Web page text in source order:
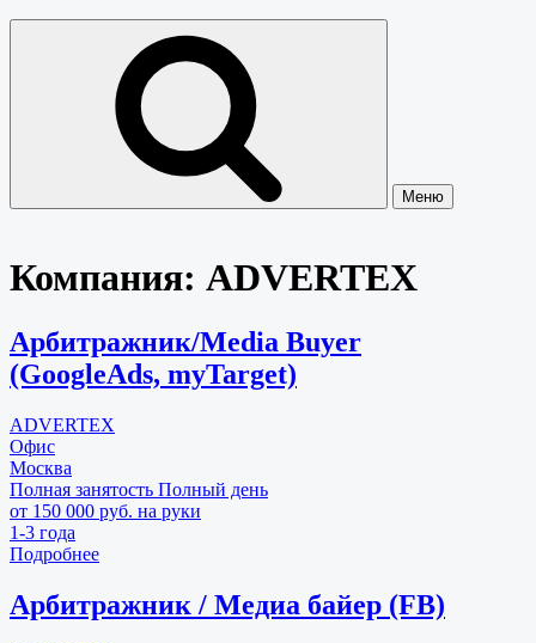
Меню
Компания: ADVERTEX
Арбитражник/Media Buyer
(GoogleAds, myTarget)
ADVERTEX
Офис
Москва
Полная занятость Полный день
от 150 000 руб. на руки
1-3 года
Подробнее
Арбитражник / Медиа байер (FB)